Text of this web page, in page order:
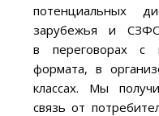
потенциальных
зарубежья и
в переговорах с
формата, в
классах. Мы
связь от